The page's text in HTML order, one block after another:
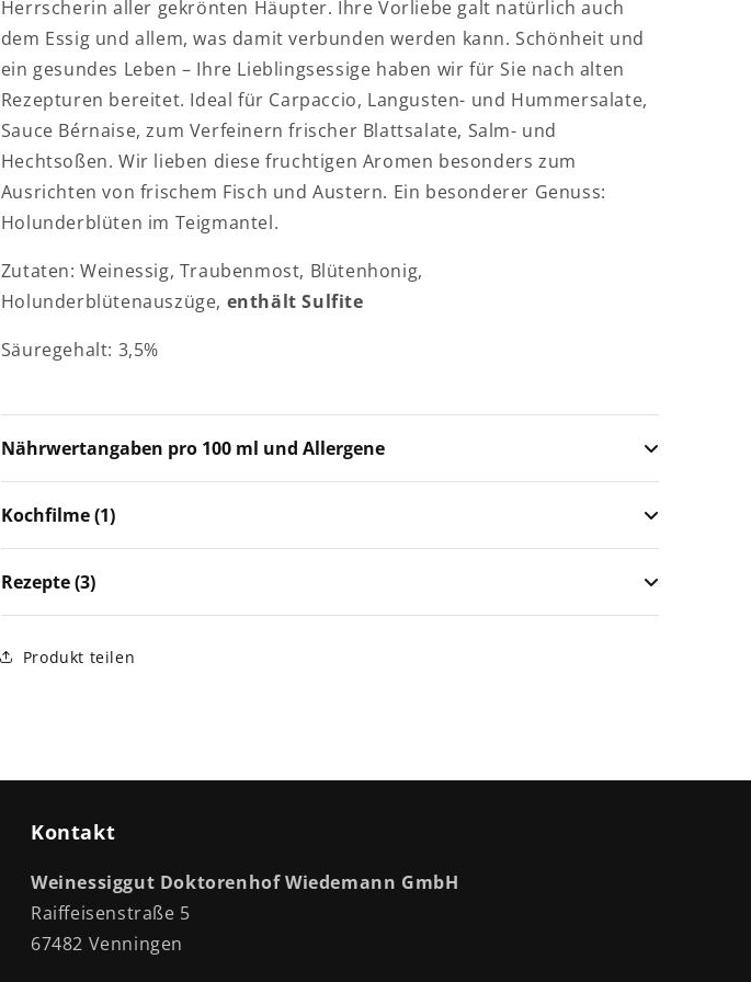
Herrscherin aller gekrönten Häupter. Ihre Vorliebe galt natürlich auch
dem Essig und allem, was damit verbunden werden kann. Schönheit und
ein gesundes Leben – Ihre Lieblingsessige haben wir für Sie nach alten
Rezepturen bereitet. Ideal für Carpaccio, Langusten- und Hummersalate,
Sauce Bérnaise, zum Verfeinern frischer Blattsalate, Salm- und
Hechtsoßen. Wir lieben diese fruchtigen Aromen besonders zum
Ausrichten von frischem Fisch und Austern. Ein besonderer Genuss:
Holunderblüten im Teigmantel.
Zutaten: Weinessig, Traubenmost, Blütenhonig,
Holunderblütenauszüge, enthält Sulfite
Säuregehalt: 3,5%
Nährwertangaben pro 100 ml und Allergene
Kochfilme (1)
Rezepte (3)
Produkt teilen
Kontakt
Weinessiggut Doktorenhof Wiedemann GmbH
Raiffeisenstraße 5
67482 Venningen